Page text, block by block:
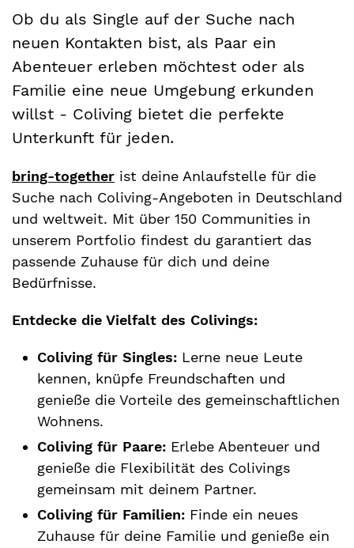
Ob du als Single auf der Suche nach
neuen Kontakten bist, als Paar ein
Abenteuer erleben möchtest oder als
Familie eine neue Umgebung erkunden
willst - Coliving bietet die perfekte
Unterkunft für jeden.
bring-together ist deine Anlaufstelle für die
Suche nach Coliving-Angeboten in Deutschland
und weltweit. Mit über 150 Communities in
unserem Portfolio findest du garantiert das
passende Zuhause für dich und deine
Bedürfnisse.
Entdecke die Vielfalt des Colivings:
Coliving für Singles: Lerne neue Leute
kennen, knüpfe Freundschaften und
genieße die Vorteile des gemeinschaftlichen
Wohnens.
Coliving für Paare: Erlebe Abenteuer und
genieße die Flexibilität des Colivings
gemeinsam mit deinem Partner.
Coliving für Familien: Finde ein neues
Zuhause für deine Familie und genieße ein